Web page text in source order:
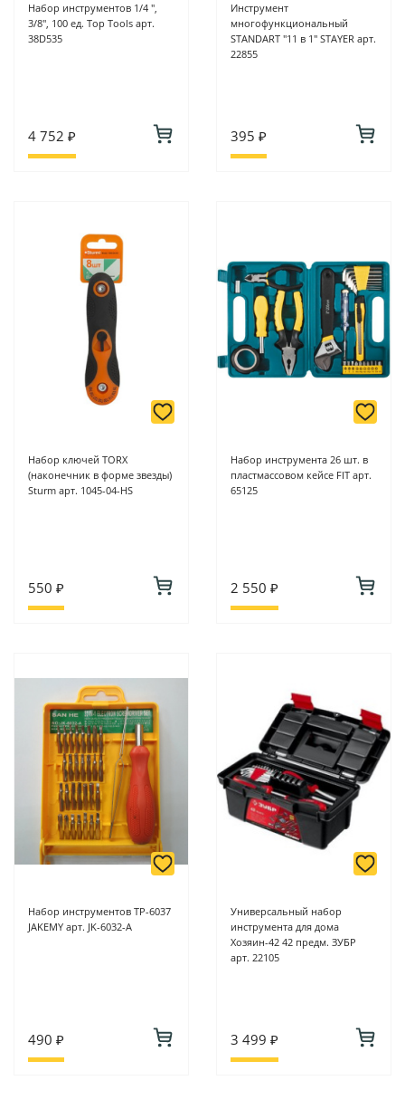
Набор инструментов 1/4 ",
3/8", 100 ед. Top Tools арт.
38D535
4 752 ₽
Инструмент
многофункциональный
STANDART "11 в 1" STAYER арт.
22855
395 ₽
Набор ключей TORX
(наконечник в форме звезды)
Sturm арт. 1045-04-HS
550 ₽
Набор инструмента 26 шт. в
пластмассовом кейсе FIT арт.
65125
2 550 ₽
Набор инструментов ТР-6037
JAKEMY арт. JK-6032-A
490 ₽
Универсальный набор
инструмента для дома
Хозяин-42 42 предм. ЗУБР
арт. 22105
3 499 ₽